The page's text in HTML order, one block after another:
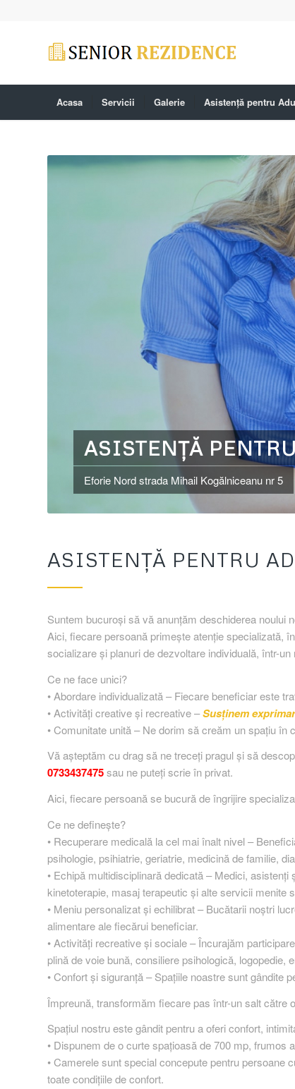
Acasa Servicii Galerie Asistență pentru
ASISTENȚĂ
Eforie Nord strada Mihail Kogălniceanu nr 5
ASISTENȚĂ PENTRU
Suntem bucuroși să vă anunțăm deschiderea noului
Aici, fiecare persoană primește atenție specializată,
socializare și planuri de dezvoltare individuală, într-
Ce ne face unici?
• Abordare individualizată – Fiecare beneficiar este
• Activități creative și recreative –Susținem
• Comunitate unită – Ne dorim să creăm un spațiu
Vă așteptăm cu drag să ne treceți pragul și să
0733437475sau ne puteți scrie în privat.
Aici, fiecare persoană se bucură de îngrijire
Ce ne definește?
• Recuperare medicală la cel mai înalt nivel –
psihologie, psihiatrie, geriatrie, medicină de familie,
• Echipă multidisciplinară dedicată – Medici,
kinetoterapie, masaj terapeutic și alte servicii menite
• Meniu personalizat și echilibrat – Bucătarii noștri
alimentare ale fiecărui beneficiar.
• Activități recreative și sociale – Încurajăm
plină de voie bună, consiliere psihologică, logopedie,
• Confort și siguranță – Spațiile noastre sunt gândite
Împreună, transformăm fiecare pas într-un salt către
Spațiul nostru este gândit pentru a oferi confort,
• Dispunem de o curte spațioasă de 700 mp, frumos
• Camerele sunt special concepute pentru persoane
toate condițiile de confort.